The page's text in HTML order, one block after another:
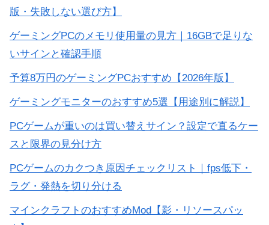
版・失敗しない選び方】
ゲーミングPCのメモリ使用量の見方｜16GBで足りな
いサインと確認手順
予算8万円のゲーミングPCおすすめ【2026年版】
ゲーミングモニターのおすすめ5選【用途別に解説】
PCゲームが重いのは買い替えサイン？設定で直るケー
スと限界の見分け方
PCゲームのカクつき原因チェックリスト｜fps低下・
ラグ・発熱を切り分ける
マインクラフトのおすすめMod【影・リソースパッ